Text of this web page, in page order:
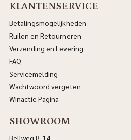
KLANTENSERVICE
Betalingsmogelijkheden
Ruilen en Retourneren
Verzending en Levering
FAQ
Servicemelding
Wachtwoord vergeten
Winactie Pagina
SHOWROOM
Bellweg 8-14